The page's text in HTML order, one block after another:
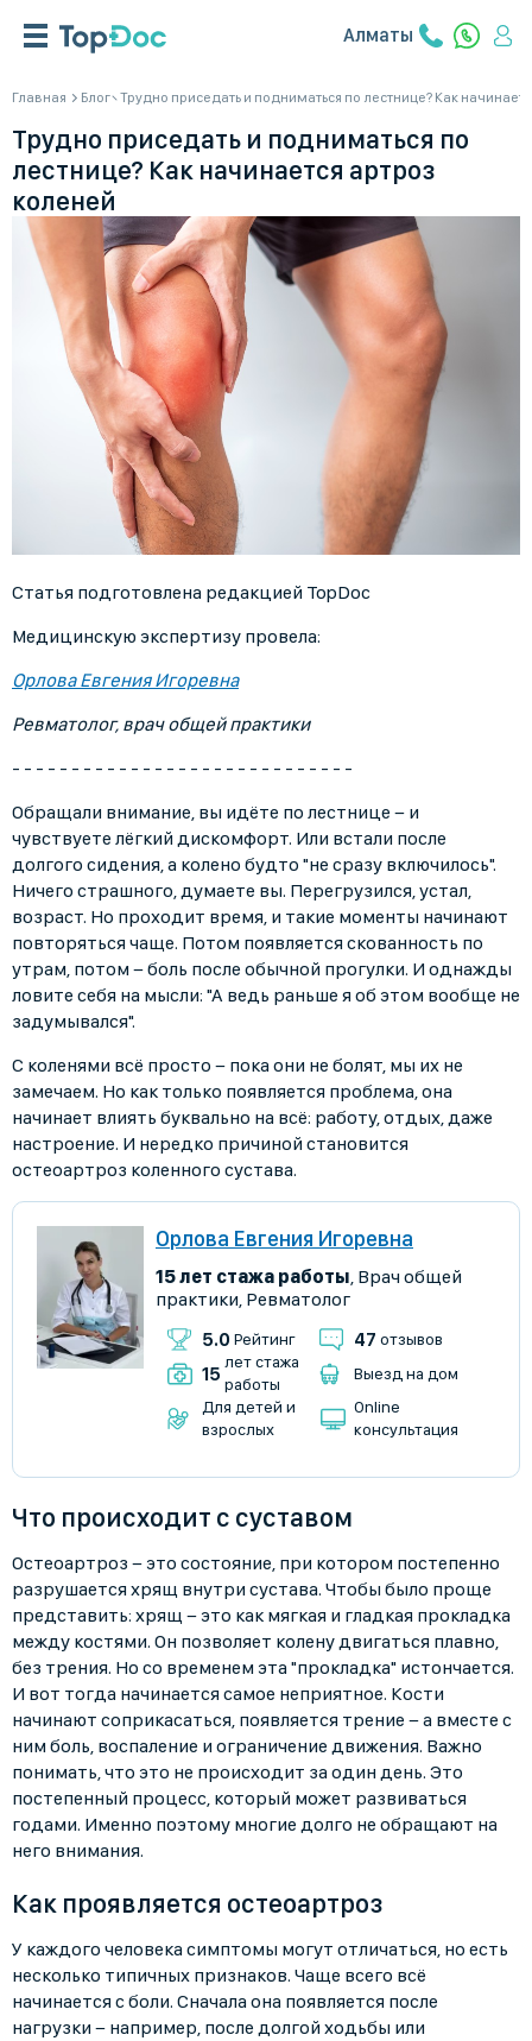
Алматы
Главная Блог Трудно приседать и подниматься по лестнице? Как
Трудно приседать и подниматься по
лестнице? Как начинается артроз
коленей
Статья подготовлена редакцией TopDoc
Медицинскую экспертизу провела:
Орлова Евгения Игоревна
Ревматолог, врач общей практики
- - - - - - - - - - - - - - - - - - - - - - - - - - - - -
Обращали внимание, вы идёте по лестнице − и
чувствуете лёгкий дискомфорт. Или встали после
долгого сидения, а колено будто "не сразу включилось".
Ничего страшного, думаете вы. Перегрузился, устал,
возраст. Но проходит время, и такие моменты начинают
повторяться чаще. Потом появляется скованность по
утрам, потом − боль после обычной прогулки. И однажды
ловите себя на мысли: "А ведь раньше я об этом вообще не
задумывался".
С коленями всё просто − пока они не болят, мы их не
замечаем. Но как только появляется проблема, она
начинает влиять буквально на всё: работу, отдых, даже
настроение. И нередко причиной становится
остеоартроз коленного сустава.
Орлова Евгения Игоревна
15 лет стажа работы, Врач общей
практики, Ревматолог
5.0 Рейтинг 47 отзывов
15
лет стажа
работы
Выезд на дом
Для детей и
взрослых
Online
консультация
Что происходит с суставом
Остеоартроз − это состояние, при котором постепенно
разрушается хрящ внутри сустава. Чтобы было проще
представить: хрящ − это как мягкая и гладкая прокладка
между костями. Он позволяет колену двигаться плавно,
без трения. Но со временем эта "прокладка" истончается.
И вот тогда начинается самое неприятное. Кости
начинают соприкасаться, появляется трение − а вместе с
ним боль, воспаление и ограничение движения. Важно
понимать, что это не происходит за один день. Это
постепенный процесс, который может развиваться
годами. Именно поэтому многие долго не обращают на
него внимания.
Как проявляется остеоартроз
У каждого человека симптомы могут отличаться, но есть
несколько типичных признаков. Чаще всего всё
начинается с боли. Сначала она появляется после
нагрузки − например, после долгой ходьбы или